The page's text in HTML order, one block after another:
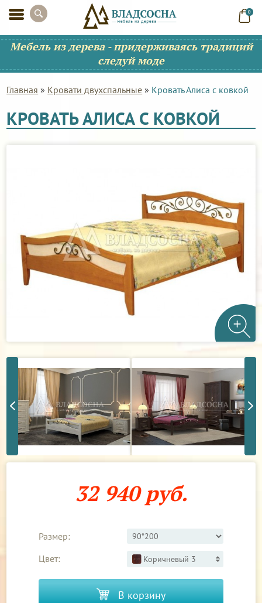
0
Мебель из дерева - придерживаясь традиций
следуй моде
Главная » Кровати двухспальные » Кровать Алиса с ковкой
КРОВАТЬ АЛИСА С КОВКОЙ
32 940 руб.
Размер:
Цвет:
Коричневый 3
В корзину